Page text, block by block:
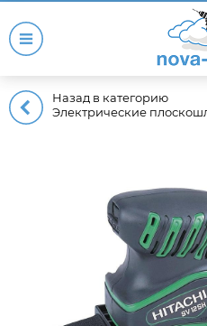
Назад в категорию
Электрические